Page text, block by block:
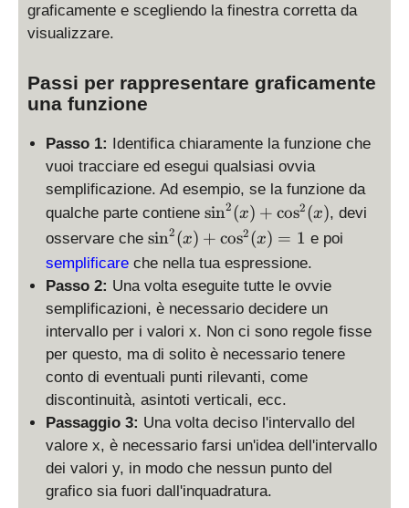
graficamente e scegliendo la finestra corretta da
visualizzare.
Passi per rappresentare graficamente
una funzione
Passo 1: Identifica chiaramente la funzione che
vuoi tracciare ed esegui qualsiasi ovvia
semplificazione. Ad esempio, se la funzione da
qualche parte contiene \
si
n
^
2
(
x
)
+
c
o
s
^
2
sin2(x) + cos2(x), devi
osservare che \
si
^
2
(
x
)
+
\
o
s
^
sin2(x) + cos2(x) = 1 e poi
semplificare che nella tua espressione.
Passo 2: Una volta eseguite tutte le ovvie
semplificazioni, è necessario decidere un
intervallo per i valori x. Non ci sono regole fisse
per questo, ma di solito è necessario tenere
conto di eventuali punti rilevanti, come
discontinuità, asintoti verticali, ecc.
Passaggio 3: Una volta deciso l'intervallo del
valore x, è necessario farsi un'idea dell'intervallo
dei valori y, in modo che nessun punto del
grafico sia fuori dall'inquadratura.